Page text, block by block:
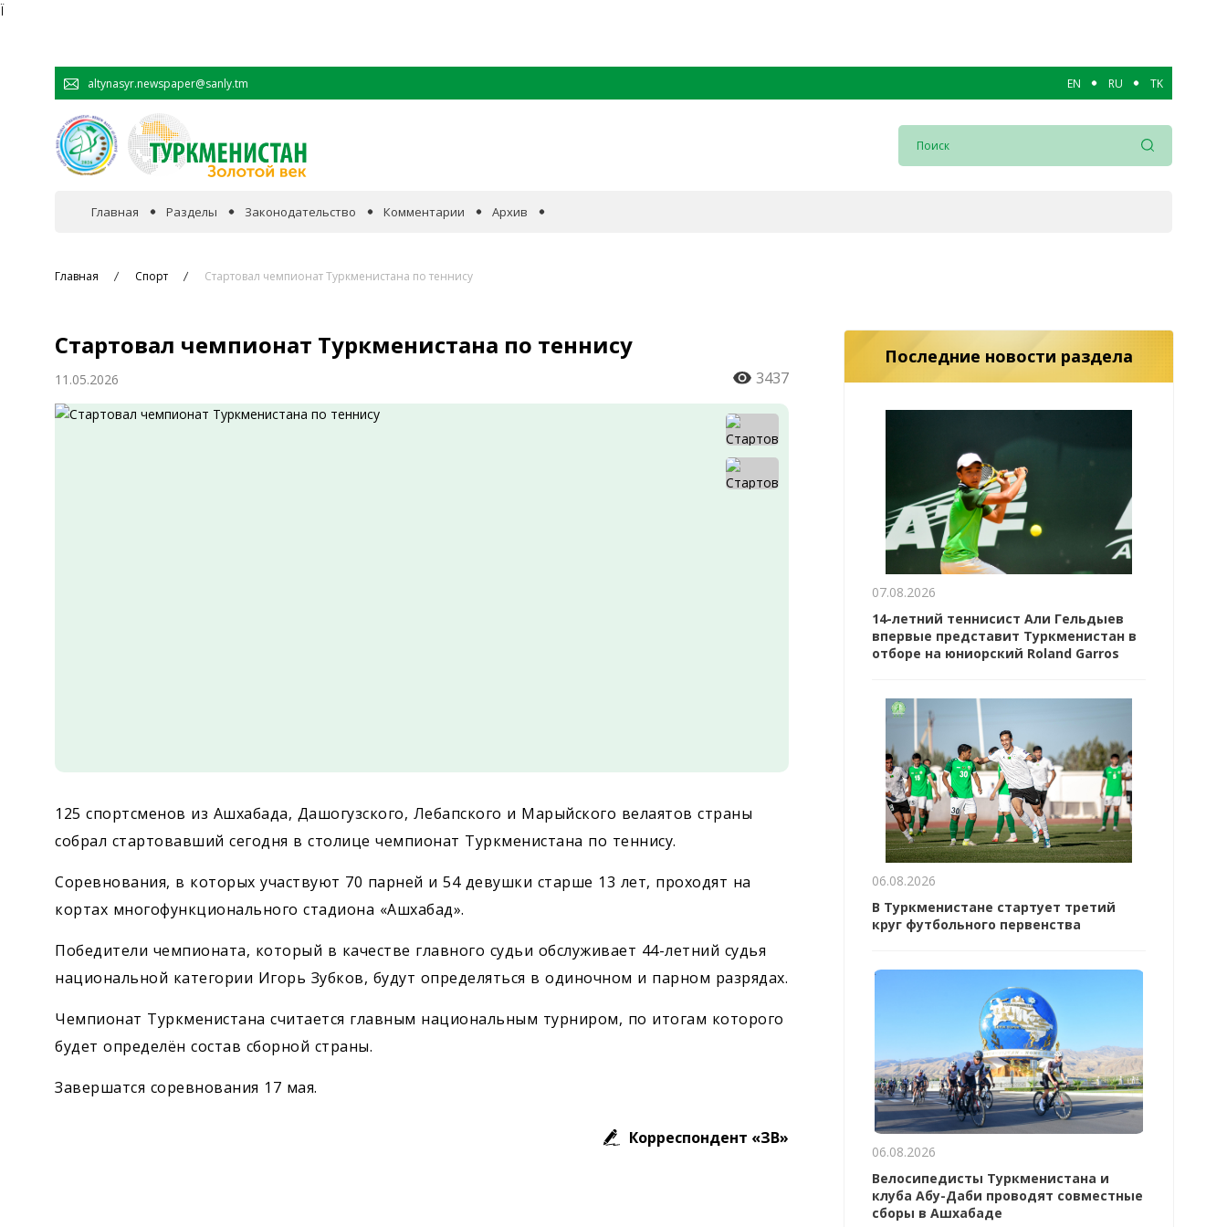
Ï
altynasyr.newspaper@sanly.tm EN RU TK
Главная Разделы
Экономика
Законодательство Комментарии Архив
Главная Спорт Стартовал чемпионат Туркменистана по теннису
Стартовал чемпионат Туркменистана по теннису
11.05.2026 3437
125 спортсменов из Ашхабада, Дашогузского, Лебапского и Марыйского велаятов страны
собрал стартовавший сегодня в столице чемпионат Туркменистана по теннису.
Соревнования, в которых участвуют 70 парней и 54 девушки старше 13 лет, проходят на
кортах многофункционального стадиона «Ашхабад».
Победители чемпионата, который в качестве главного судьи обслуживает 44-летний судья
национальной категории Игорь Зубков, будут определяться в одиночном и парном разрядах.
Чемпионат Туркменистана считается главным национальным турниром, по итогам которого
будет определён состав сборной страны.
Завершатся соревнования 17 мая.
Корреспондент «ЗВ»
Последние новости раздела
07.08.2026
14-летний теннисист Али Гельдыев
впервые представит Туркменистан в
отборе на юниорский Roland Garros
06.08.2026
В Туркменистане стартует третий
круг футбольного первенства
06.08.2026
Велосипедисты Туркменистана и
клуба Абу-Даби проводят совместные
сборы в Ашхабаде